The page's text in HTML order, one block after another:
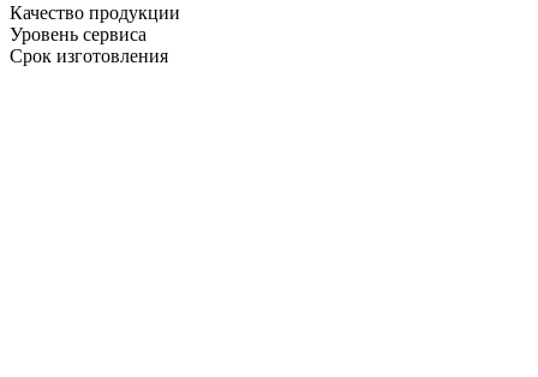
Качество продукции
Уровень сервиса
Срок изготовления